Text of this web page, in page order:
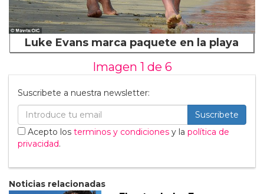
Luke Evans marca paquete en la playa
Imagen 1 de 6
Suscribete a nuestra newsletter:
Suscribete
Acepto los terminos y condiciones y la política de
privacidad.
Noticias relacionadas